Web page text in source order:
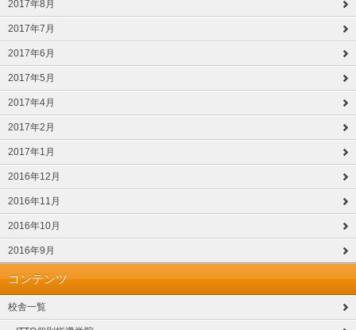
2017年8月
2017年7月
2017年6月
2017年5月
2017年4月
2017年2月
2017年1月
2016年12月
2016年11月
2016年10月
2016年9月
コンテンツ
校舎一覧